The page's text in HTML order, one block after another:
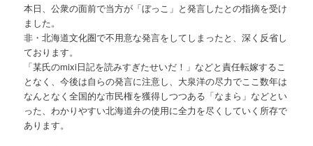
本日、公衆の面前で当方が「ぼっこ」と発言したとの指摘を受け
ました。
非・北海道文化圏で不用意な発言をしてしまったと、深く反省し
ております。
「某氏のmixi日記を読みすぎたせいだ！」などと責任転嫁するこ
となく、今後は自らの発言に注意し、大泉洋の尽力でここ数年は
なんとなく全国的な市民権を獲得しつつある「なまら」などとい
った、わかりやすい北海道弁の使用に全力を尽くしていく所存で
あります。